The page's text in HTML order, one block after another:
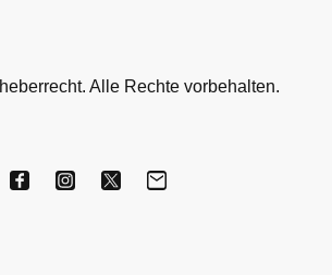
Alle Rechte vorbehalten.